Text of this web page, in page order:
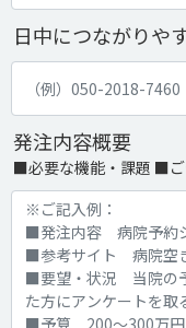
日中につながりや
発注内容概要
■必要な機能・課題 ■